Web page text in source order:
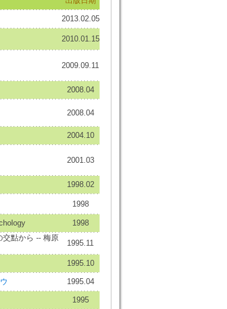
2013.02.05
2010.01.15
2009.09.11
2008.04
2008.04
2004.10
2001.03
1998.02
1998
1998
交點から -- 梅原
1995.11
1995.10
1995.04
1995